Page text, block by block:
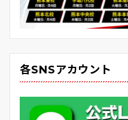
各SNSアカウント